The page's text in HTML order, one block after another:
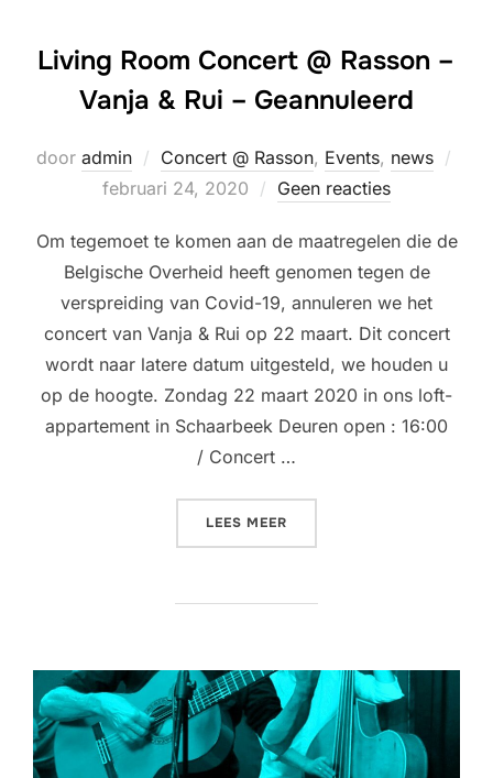
Living Room Concert @ Rasson –
Vanja & Rui – Geannuleerd
door admin Concert @ Rasson, Events, news
februari 24, 2020 Geen reacties
Om tegemoet te komen aan de maatregelen die de
Belgische Overheid heeft genomen tegen de
verspreiding van Covid-19, annuleren we het
concert van Vanja & Rui op 22 maart. Dit concert
wordt naar latere datum uitgesteld, we houden u
op de hoogte. Zondag 22 maart 2020 in ons loft-
appartement in Schaarbeek Deuren open : 16:00
/ Concert …
LEES MEER